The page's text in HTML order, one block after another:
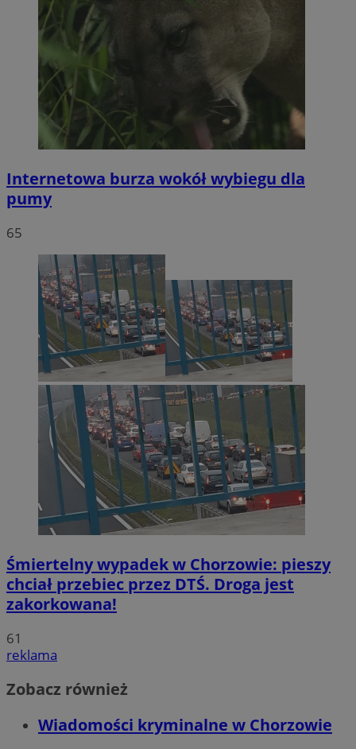
Internetowa burza wokół wybiegu dla
pumy
65
Śmiertelny wypadek w Chorzowie: pieszy
chciał przebiec przez DTŚ. Droga jest
zakorkowana!
61
reklama
Zobacz również
Wiadomości kryminalne w Chorzowie